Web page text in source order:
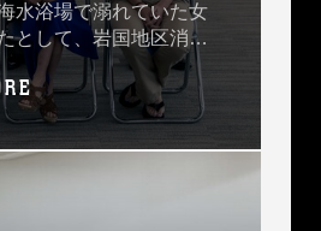
水浴場で溺れていた女
として、岩国地区消防
長から感謝状が手渡さ